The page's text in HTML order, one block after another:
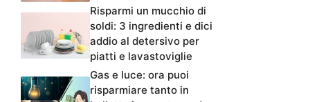
Risparmi un mucchio di
soldi: 3 ingredienti e dici
addio al detersivo per
piatti e lavastoviglie
Gas e luce: ora puoi
risparmiare tanto in